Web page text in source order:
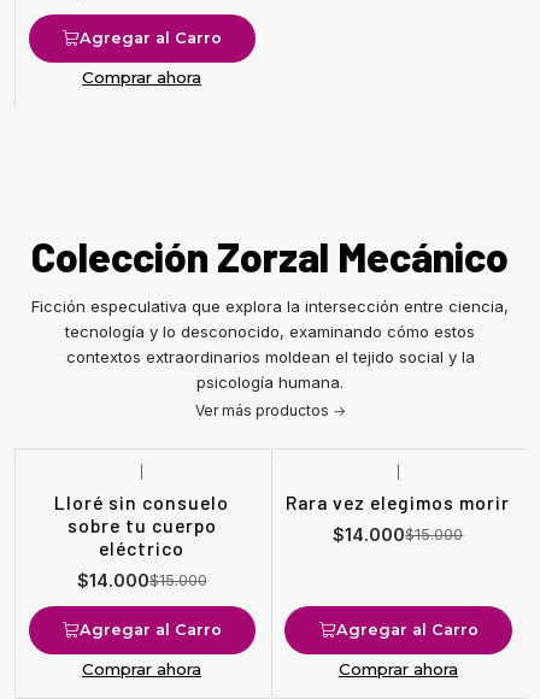
Agregar al Carro
Comprar ahora
Colección Zorzal Mecánico
Ficción especulativa que explora la intersección entre ciencia,
tecnología y lo desconocido, examinando cómo estos
contextos extraordinarios moldean el tejido social y la
psicología humana.
Ver más productos
Lloré sin consuelo
sobre tu cuerpo
eléctrico
$14.000$15.000
Agregar al Carro
Comprar ahora
Rara vez elegimos morir
$14.000$15.000
Agregar al Carro
Comprar ahora